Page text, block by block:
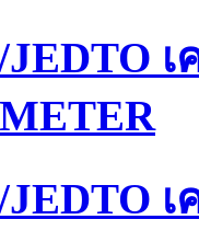
JEDTO
JEDTO